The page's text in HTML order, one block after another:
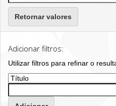
Retornar valores
Adicionar filtros:
Utilizar filtros para refinar o